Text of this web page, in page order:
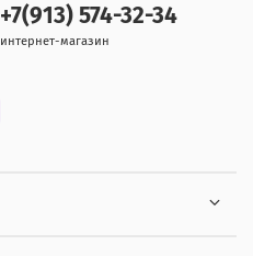
+7(913) 574-32-34
интернет-магазин